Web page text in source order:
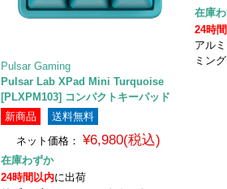
Pulsar Gaming
Pulsar Lab XPad Mini Turquoise
[PLXPM103] コンパクトキーパッド
新商品
送料無料
ネット価格： ¥6,980(税込)
在庫わずか
24時間以内に出荷
在庫
24時
アル
ミン